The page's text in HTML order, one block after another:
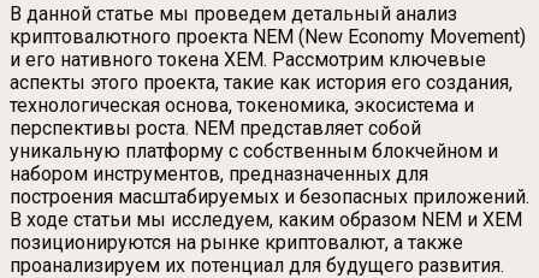
В данной статье мы проведем детальный анализ
криптовалютного проекта NEM (New Economy Movement)
и его нативного токена XEM. Рассмотрим ключевые
аспекты этого проекта, такие как история его создания,
технологическая основа, токеномика, экосистема и
перспективы роста. NEM представляет собой
уникальную платформу с собственным блокчейном и
набором инструментов, предназначенных для
построения масштабируемых и безопасных приложений.
В ходе статьи мы исследуем, каким образом NEM и XEM
позиционируются на рынке криптовалют, а также
проанализируем их потенциал для будущего развития.